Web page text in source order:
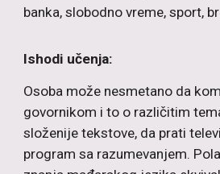
banka, slobodno vreme, sport,
Ishodi učenja:
Osoba može nesmetano da
govornikom i to o različitim
složenije tekstove, da prati
program sa razumevanjem.